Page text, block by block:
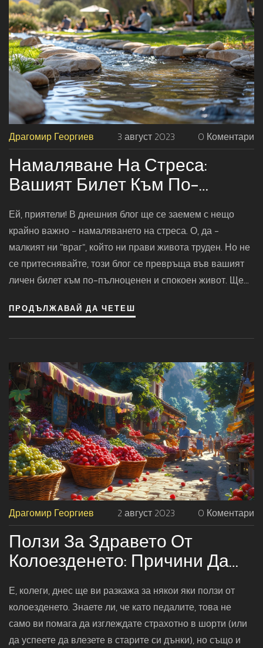
по-късно.
Драгомир Георгиев 3 август 2023 0 Коментари
Намаляване На Стреса:
Вашият Билет Към По-
Пълноценен Живот
Ей, приятели! В днешния блог ще се заемем с нещо
крайно важно - намаляването на стреса. О, да -
малкият ни "враг", който ни прави живота труден. Но не
се притеснявайте, този блог се превръща във вашият
личен билет към по-пълноценен и спокоен живот. Ще
помагат да се справите със стреса и да се
ПРОДЪЛЖАВАЙ ДА ЧЕТЕШ
Драгомир Георгиев 2 август 2023 0 Коментари
Ползи За Здравето От
Колоезденето: Причини Да
Се Качите На Велосипеда Си
Днес
Е, колеги, днес ще ви разкажа за някои яки ползи от
колоезденето. Знаете ли, че като педалите, това не
само ви помага да изглеждате страхотно в шорти (или
да успеете да влезете в старите си дънки), но също и